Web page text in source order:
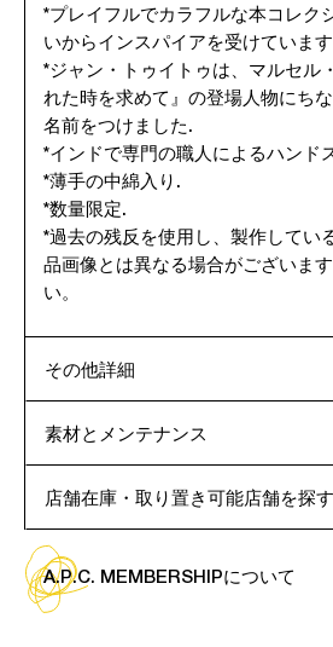
*プレイフルでカラフルな本コレク
いからインスパイアを受けていま
*ジャン・トゥイトゥは、マルセル
れた時を求めて』の登場人物にち
名前をつけました.
*インドで専門の職人によるハンド
*薄手の中綿入り.
*数量限定.
*過去の残反を使用し、製作してい
品画像とは異なる場合がございま
い。
その他詳細
素材とメンテナンス
店舗在庫・取り置き可能店舗を探す
A.P.C. MEMBERSHIPについて